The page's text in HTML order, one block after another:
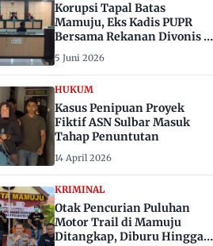
Korupsi Tapal Batas
Mamuju, Eks Kadis PUPR
Bersama Rekanan Divonis 6
dan 8 Tahun Penjara
5 Juni 2026
HUKUM
Kasus Penipuan Proyek
Fiktif ASN Sulbar Masuk
Tahap Penuntutan
14 April 2026
KRIMINAL
Otak Pencurian Puluhan
Motor Trail di Mamuju
Ditangkap, Diburu Hingga